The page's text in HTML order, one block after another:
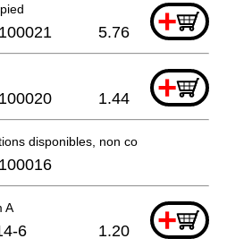
+
5.76
+
1.44
disponibles, non commandable
A +
6 1.20